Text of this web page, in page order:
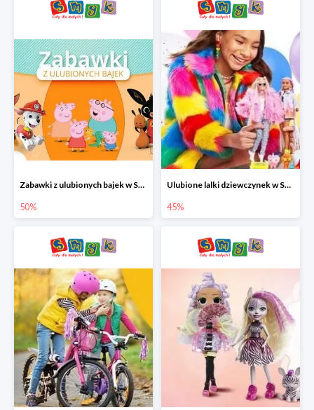
Zabawki z ulubionych bajek w Smyku do -50%
50%
Ulubione lalki dziewczynek w Smyku do -45%
45%